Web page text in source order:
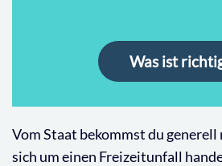
Was ist
Vom Staat bekommst du generell
sich um einen Freizeitunfall